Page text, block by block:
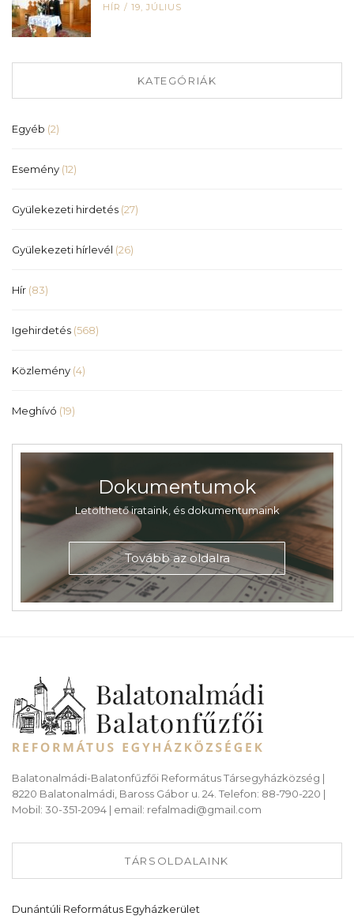
HÍR / 19, JÚLIUS
KATEGÓRIÁK
Egyéb (2)
Esemény (12)
Gyülekezeti hirdetés (27)
Gyülekezeti hírlevél (26)
Hír (83)
Igehirdetés (568)
Közlemény (4)
Meghívó (19)
Dokumentumok
Letölthető irataink, és dokumentumaink
Tovább az oldalra
Balatonalmádi-Balatonfűzfői Református Társegyházközség |
8220 Balatonalmádi, Baross Gábor u. 24. Telefon: 88-790-220 |
Mobil: 30-351-2094 | email: refalmadi@gmail.com
TÁRSOLDALAINK
Dunántúli Református Egyházkerület